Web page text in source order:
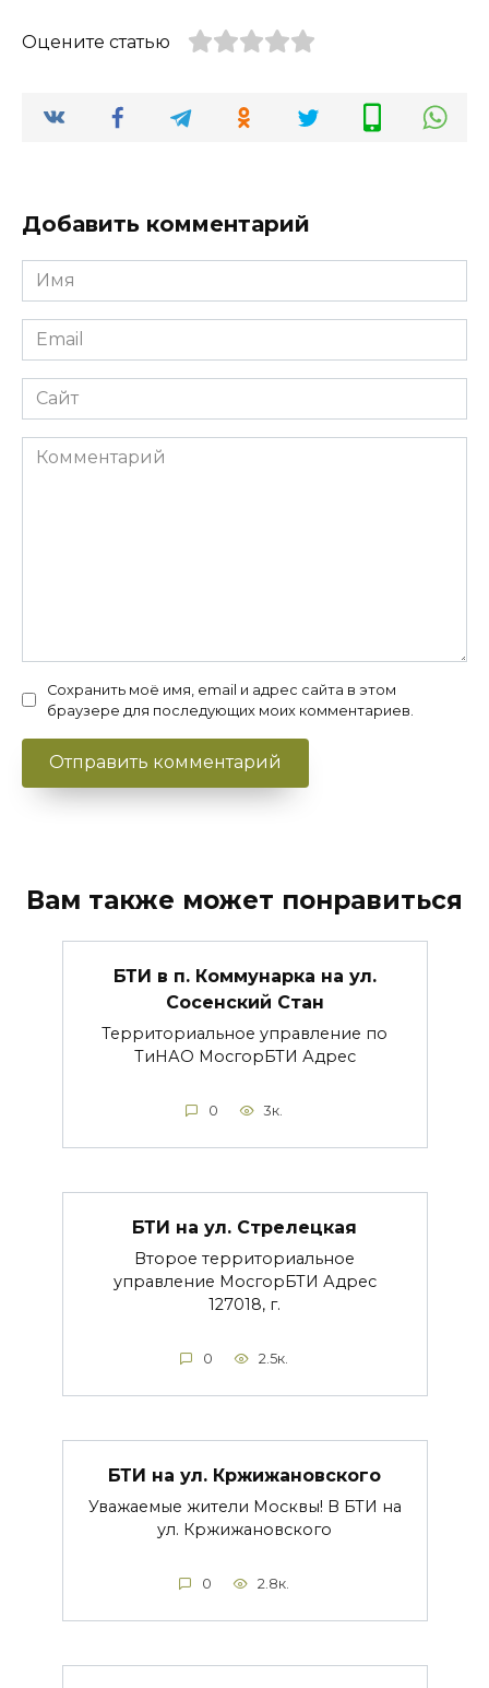
Оцените статью
Добавить комментарий
Имя
*
Email
*
Сайт
Комментарий
Сохранить моё имя, email и адрес сайта в этом
браузере для последующих моих комментариев.
Вам также может понравиться
БТИ в п. Коммунарка на ул.
Сосенский Стан
Территориальное управление по
ТиНАО МосгорБТИ Адрес
0 3к.
БТИ на ул. Стрелецкая
Второе территориальное
управление МосгорБТИ Адрес
127018, г.
0 2.5к.
БТИ на ул. Кржижановского
Уважаемые жители Москвы! В БТИ на
ул. Кржижановского
0 2.8к.